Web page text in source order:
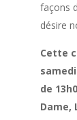
façons
désire
Cette
de
Dame,